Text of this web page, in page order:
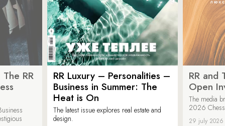
RR
RR Luxury – Personalities –
Business in Summer: The
Heat is On
The latest issue explores real estate and
design.
RR and
Open
The media
2026
29 july 2026